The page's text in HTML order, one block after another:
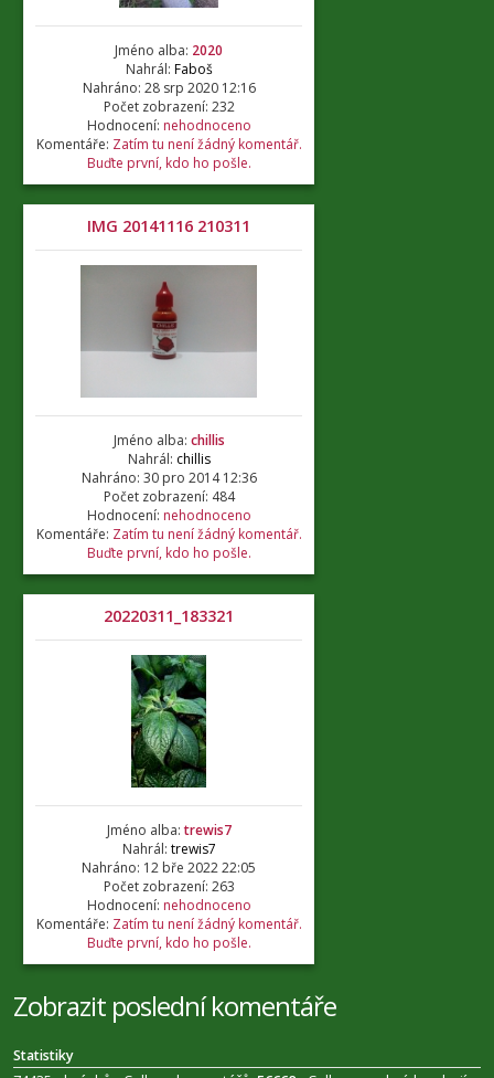
Jméno alba: 2020
Nahrál: Faboš
Nahráno: 28 srp 2020 12:16
Počet zobrazení: 232
Hodnocení: nehodnoceno
Komentáře: Zatím tu není žádný komentář.
Buďte první, kdo ho pošle.
IMG 20141116 210311
Jméno alba: chillis
Nahrál: chillis
Nahráno: 30 pro 2014 12:36
Počet zobrazení: 484
Hodnocení: nehodnoceno
Komentáře: Zatím tu není žádný komentář.
Buďte první, kdo ho pošle.
20220311_183321
Jméno alba:trewis7
Nahrál: trewis7
Nahráno: 12 bře 2022 22:05
Počet zobrazení: 263
Hodnocení: nehodnoceno
Komentáře: Zatím tu není žádný komentář.
Buďte první, kdo ho pošle.
Zobrazit poslední komentáře
Statistiky